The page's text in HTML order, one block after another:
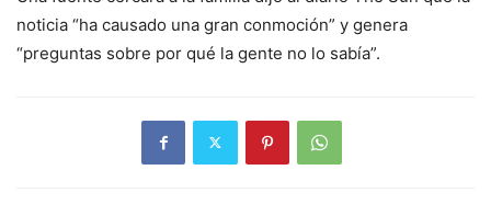
noticia “ha causado una gran conmoción” y genera
“preguntas sobre por qué la gente no lo sabía”.